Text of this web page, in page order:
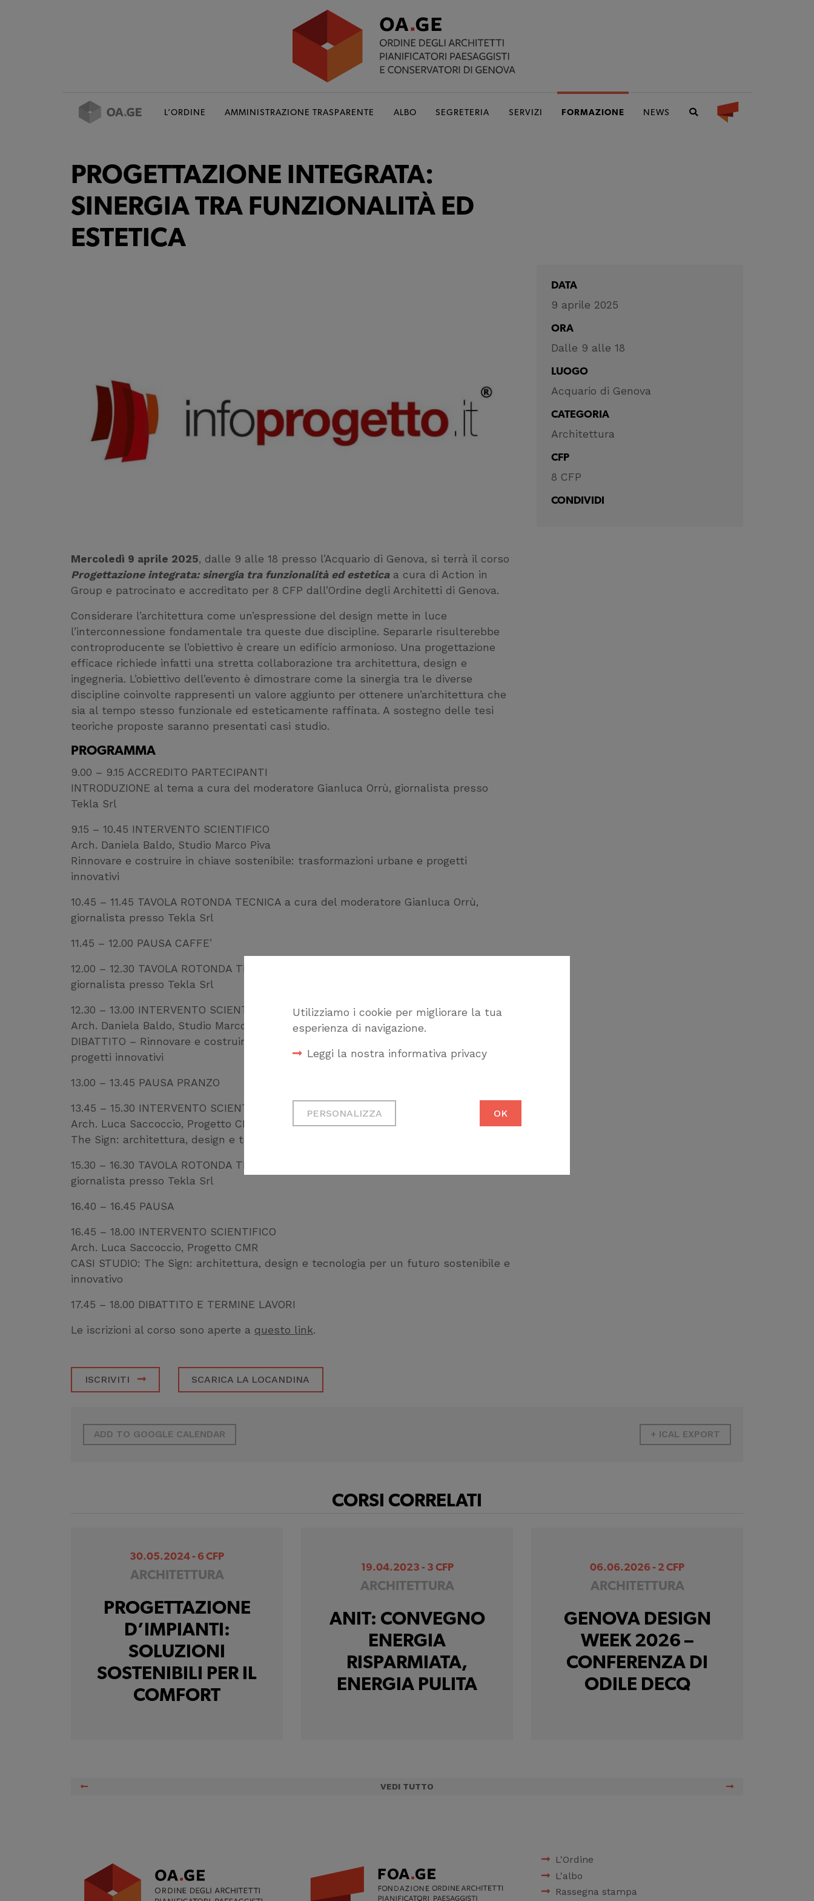
Utilizziamo i cookie per migliorare la tua
esperienza di navigazione.
Leggi la nostra informativa privacy
Necessari per permetterti di
fruire correttamente del sito
PERSONALIZZA OK
L’ORDINE AMMINISTRAZIONE TRASPARENTE ALBO SEGRETERIA SERVIZI FORMAZIONE NEWS
PROGETTAZIONE INTEGRATA:
SINERGIA TRA FUNZIONALITÀ ED
ESTETICA
Mercoledì 9 aprile 2025, dalle 9 alle 18 presso l’Acquario di Genova, si terrà il corso
Progettazione integrata: sinergia tra funzionalità ed esteticaa cura di Action in
Group e patrocinato e accreditato per 8 CFP dall’Ordine degli Architetti di Genova.
Considerare l’architettura come un’espressione del design mette in luce
l’interconnessione fondamentale tra queste due discipline. Separarle risulterebbe
controproducente se l’obiettivo è creare un edificio armonioso. Una progettazione
efficace richiede infatti una stretta collaborazione tra architettura, design e
ingegneria. L’obiettivo dell’evento è dimostrare come la sinergia tra le diverse
discipline coinvolte rappresenti un valore aggiunto per ottenere un’architettura che
sia al tempo stesso funzionale ed esteticamente raffinata. A sostegno delle tesi
teoriche proposte saranno presentati casi studio.
PROGRAMMA
9.00 – 9.15 ACCREDITO PARTECIPANTI
INTRODUZIONE al tema a cura del moderatore Gianluca Orrù, giornalista presso
Tekla Srl
9.15 – 10.45 INTERVENTO SCIENTIFICO
Arch. Daniela Baldo, Studio Marco Piva
Rinnovare e costruire in chiave sostenibile: trasformazioni urbane e progetti
innovativi
10.45 – 11.45 TAVOLA ROTONDA TECNICA a cura del moderatore Gianluca Orrù,
giornalista presso Tekla Srl
11.45 – 12.00 PAUSA CAFFE’
12.00 – 12.30 TAVOLA ROTONDA TECNICA a cura del moderatore Gianluca Orrù,
giornalista presso Tekla Srl
12.30 – 13.00 INTERVENTO SCIENTIFICO
Arch. Daniela Baldo, Studio Marco Piva
DIBATTITO – Rinnovare e costruire in chiave sostenibile: trasformazioni urbane e
progetti innovativi
13.00 – 13.45 PAUSA PRANZO
13.45 – 15.30 INTERVENTO SCIENTIFICO
Arch. Luca Saccoccio, Progetto CMR
The Sign: architettura, design e tecnologia per un futuro sostenibile e innovativo
15.30 – 16.30 TAVOLA ROTONDA TECNICA a cura del moderatore Gianluca Orrù,
giornalista presso Tekla Srl
16.40 – 16.45 PAUSA
16.45 – 18.00 INTERVENTO SCIENTIFICO
Arch. Luca Saccoccio, Progetto CMR
CASI STUDIO: The Sign: architettura, design e tecnologia per un futuro sostenibile e
innovativo
17.45 – 18.00 DIBATTITO E TERMINE LAVORI
Le iscrizioni al corso sono aperte a questo link.
ISCRIVITI SCARICA LA LOCANDINA
DATA
9 aprile 2025
ORA
Dalle 9 alle 18
LUOGO
Acquario di Genova
CATEGORIA
Architettura
CFP
8 CFP
CONDIVIDI
ADD TO GOOGLE CALENDAR + ICAL EXPORT
CORSI CORRELATI
30.05.2024 - 6 CFP
ARCHITETTURA
PROGETTAZIONE
D’IMPIANTI:
SOLUZIONI
SOSTENIBILI PER IL
COMFORT
19.04.2023 - 3 CFP
ARCHITETTURA
ANIT: CONVEGNO
ENERGIA
RISPARMIATA,
ENERGIA PULITA
06.06.2026 - 2 CFP
ARCHITETTURA
GENOVA DESIGN
WEEK 2026 –
CONFERENZA DI
ODILE DECQ
VEDI TUTTO
L'Ordine
L'albo
Rassegna stampa